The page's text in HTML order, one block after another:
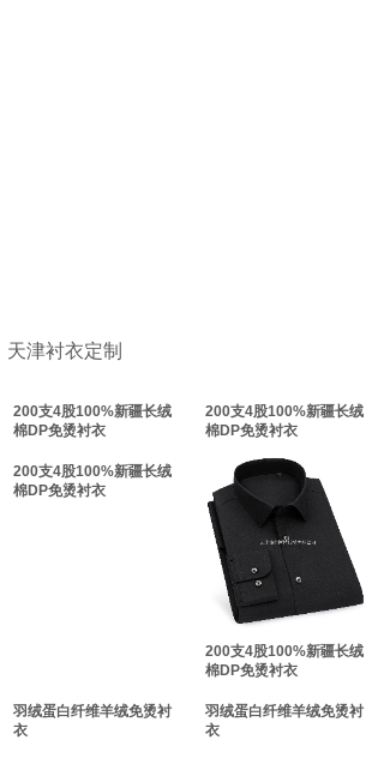
天津衬衣定制
200支4股100%新疆长绒
棉DP免烫衬衣
200支4股100%新疆长绒
棉DP免烫衬衣
200支4股100%新疆长绒
棉DP免烫衬衣
200支4股100%新疆长绒
棉DP免烫衬衣
羽绒蛋白纤维羊绒免烫衬
衣
羽绒蛋白纤维羊绒免烫衬
衣
双击此处添加文字
双击此处添加文字